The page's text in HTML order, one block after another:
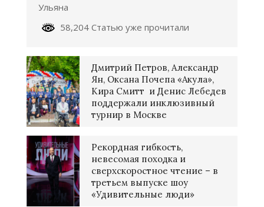
Ульяна
58,204 Статью уже прочитали
Дмитрий Петров, Александр
Ян, Оксана Почепа «Акула»,
Кира Смитт и Денис Лебедев
поддержали инклюзивный
турнир в Москве
Рекордная гибкость,
невесомая походка и
сверхскоростное чтение – в
третьем выпуске шоу
«Удивительные люди»